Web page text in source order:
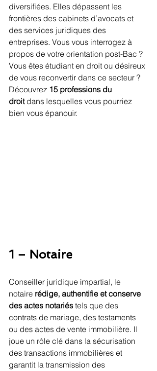
diversifiées. Elles dépassent les
frontières des cabinets d’avocats et
des services juridiques des
entreprises. Vous vous interrogez à
propos de votre orientation post-Bac ?
Vous êtes étudiant en droit ou désireux
de vous reconvertir dans ce secteur ?
Découvrez 15 professions du
droit dans lesquelles vous pourriez
bien vous épanouir.
1 – Notaire
Conseiller juridique impartial, le
notaire rédige, authentifie et conserve
des actes notariés tels que des
contrats de mariage, des testaments
ou des actes de vente immobilière. Il
joue un rôle clé dans la sécurisation
des transactions immobilières et
garantit la transmission des